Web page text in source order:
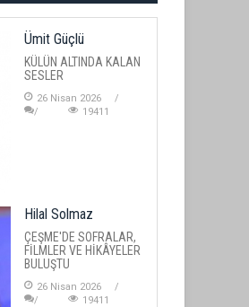
Ümit Güçlü
KÜLÜN ALTINDA KALAN
SESLER
26 Nisan 2026
19411
Hilal Solmaz
ÇEŞME'DE SOFRALAR,
FİLMLER VE HİKÂYELER
BULUŞTU
26 Nisan 2026
19411